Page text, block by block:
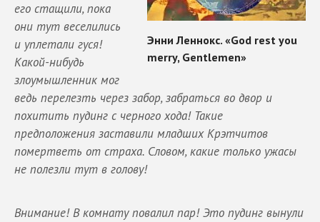
его стащили, пока
они тут веселились
и уплетали гуся!
Какой-нибудь
злоумышленник мог
ведь перелезть через забор, забраться во двор и
похитить пудинг с черного хода! Такие
предположения заставили младших Крэтчитов
помертветь от страха. Словом, какие только ужасы
не полезли тут в голову!
Внимание! В комнату повалил пар! Это пудинг вынули